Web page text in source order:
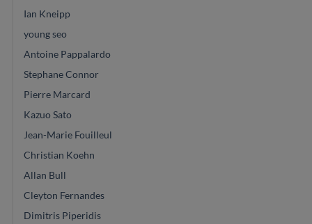
Ian Kneipp
young seo
Antoine Pappalardo
Stephane Connor
Pierre Marcard
Kazuo Sato
Jean-Marie Fouilleul
Christian Koehn
Allan Bull
Cleyton Fernandes
Dimitris Piperidis